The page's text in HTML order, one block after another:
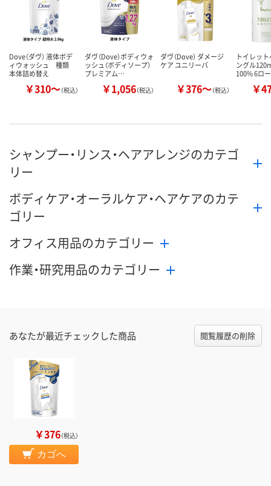
カゴへ カゴへ カ
Dove（ダヴ） 液体ボデ
ィウォッシュ 種類
本体詰め替え
￥310～（税込）
ダヴ（Dove）ボディウォ
ッシュ（ボディソープ）
プレミアム…
￥1,056（税込）
ダヴ（Dove） ダメージ
ケア ユニリーバ
￥376～（税込）
トイレッ
ングル
100% 6ロ
￥
シャンプー・リンス・ヘアアレンジのカテゴ
リー
ボディケア・オーラルケア・ヘアケアのカテ
ゴリー
オフィス用品のカテゴリー
作業・研究用品のカテゴリー
あなたが最近チェックした商品 閲覧履歴の削除
￥376（税込）
カゴへ